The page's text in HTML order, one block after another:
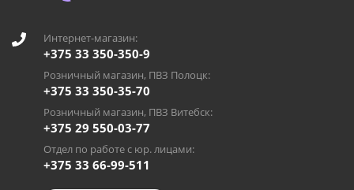
Интернет-магазин:
+375 33 350-350-9
Розничный магазин, ПВЗ Полоцк:
+375 33 350-35-70
Розничный магазин, ПВЗ Витебск:
+375 29 550-03-77
Отдел по работе с юр. лицами:
+375 33 66-99-511